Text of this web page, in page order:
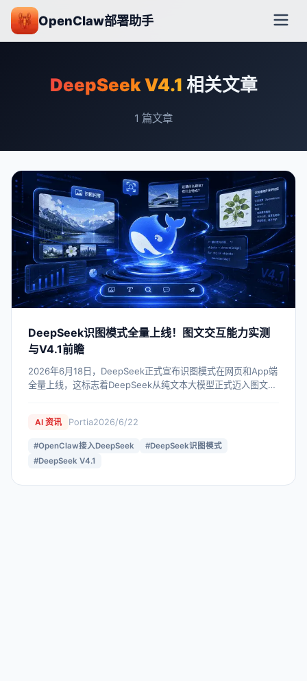
OpenClaw部署助手
DeepSeek V4.1 相关文章
1 篇文章
DeepSeek识图模式全量上线！图文交互能力实测
与V4.1前瞻
2026年6月18日，DeepSeek正式宣布识图模式在网页和App端
全量上线，这标志着DeepSeek从纯文本大模型正式迈入图文交
部署助手等工具，为开发者和企业用户提供落地应用参考。
AI 资讯 Portia2026/6/22
#OpenClaw接入DeepSeek #DeepSeek识图模式
#DeepSeek V4.1